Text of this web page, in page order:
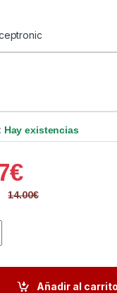
Hay existencias
€
14.00€
Añadir al carrito